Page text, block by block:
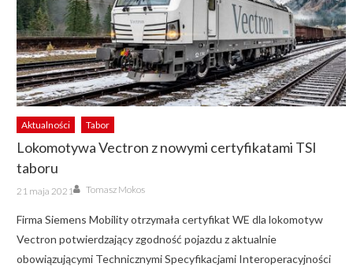
Aktualności Tabor
Lokomotywa Vectron z nowymi certyfikatami TSI
taboru
Posted
on
21 maja 2021 Author
Tomasz Mokos
Firma Siemens Mobility otrzymała certyfikat WE dla lokomotyw
Vectron potwierdzający zgodność pojazdu z aktualnie
obowiązującymi Technicznymi Specyfikacjami Interoperacyjności